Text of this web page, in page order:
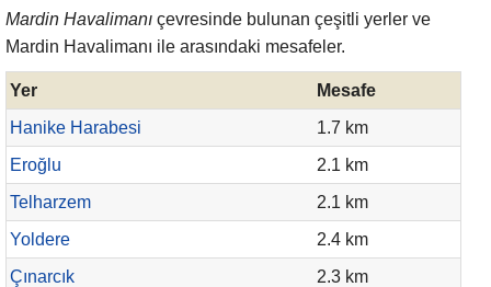
Mardin Havalimanı çevresinde bulunan çeşitli yerler ve
Mardin Havalimanı ile arasındaki mesafeler.
Yer
Mesafe
Hanike Harabesi
1.7 km
Eroğlu
2.1 km
Telharzem
2.1 km
Yoldere
2.4 km
Çınarcık
2.3 km